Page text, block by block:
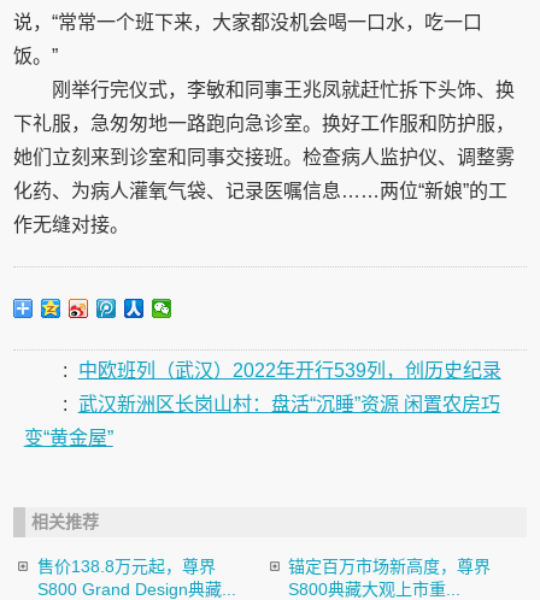
说，“常常一个班下来，大家都没机会喝一口水，吃一口
饭。”
刚举行完仪式，李敏和同事王兆凤就赶忙拆下头饰、换
下礼服，急匆匆地一路跑向急诊室。换好工作服和防护服，
她们立刻来到诊室和同事交接班。检查病人监护仪、调整雾
化药、为病人灌氧气袋、记录医嘱信息……两位“新娘”的工
作无缝对接。
:
中欧班列（武汉）2022年开行539列，创历史纪录
: 武汉新洲区长岗山村：盘活“沉睡”资源 闲置农房巧
变“黄金屋”
相关推荐
售价138.8万元起，尊界
S800 Grand Design典藏...
锚定百万市场新高度，尊界
S800典藏大观上市重...